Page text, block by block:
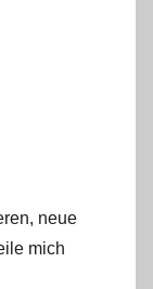
neue
mich